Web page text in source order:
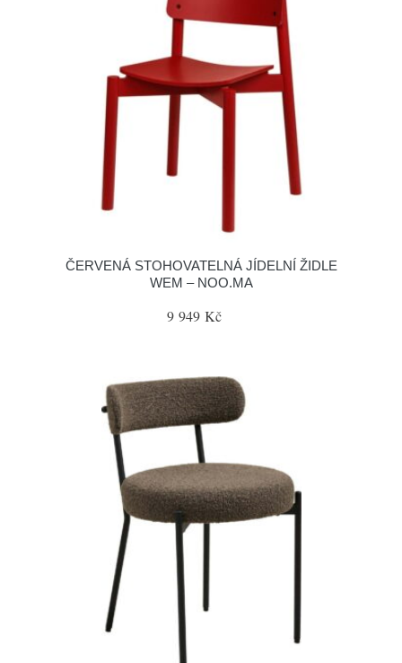
ČERVENÁ STOHOVATELNÁ JÍDELNÍ ŽIDLE
WEM – NOO.MA
9 949 Kč